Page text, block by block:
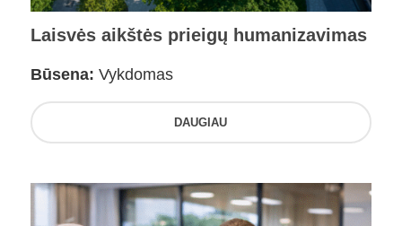
Laisvės aikštės prieigų humanizavimas
Būsena: Vykdomas
DAUGIAU